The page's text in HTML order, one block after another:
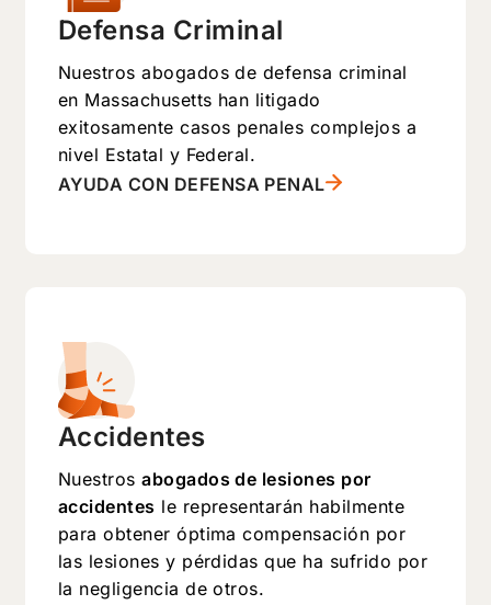
Defensa Criminal
Nuestros abogados de defensa criminal
en Massachusetts han litigado
exitosamente casos penales complejos a
nivel Estatal y Federal.
AYUDA CON DEFENSA PENAL
Accidentes
Nuestrosabogados de lesiones por
accidentes le representarán habilmente
para obtener óptima compensación por
las lesiones y pérdidas que ha sufrido por
la negligencia de otros.